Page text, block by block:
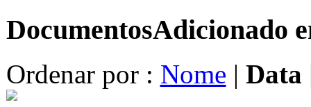
DocumentosAdicionado
Ordenar por : Nome | Data